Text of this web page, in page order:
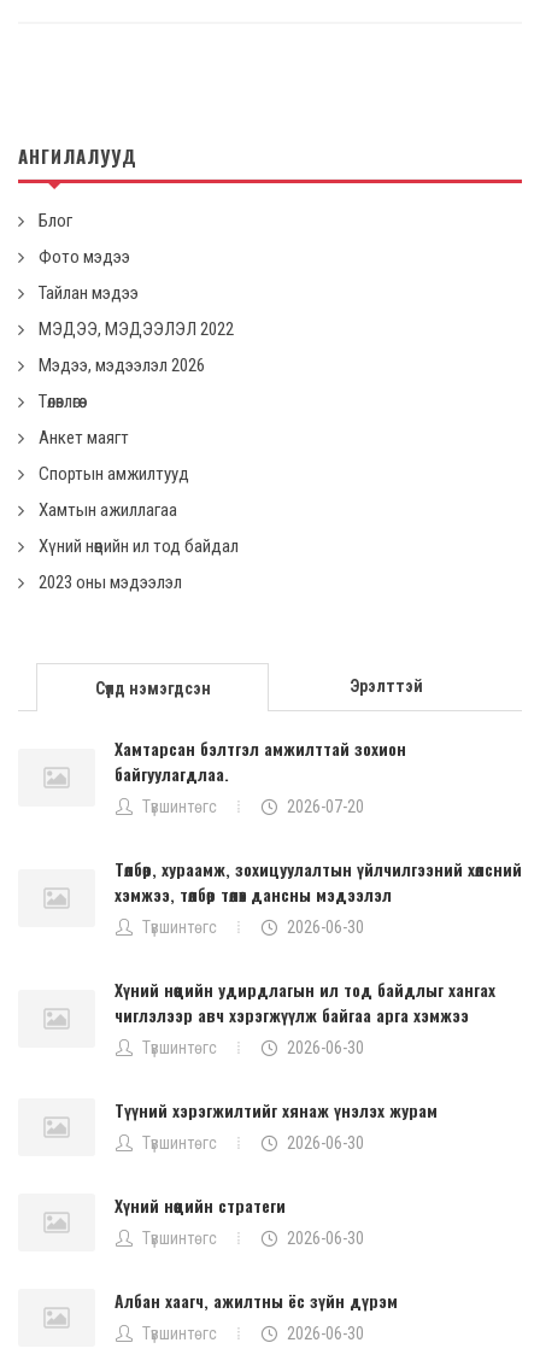
АНГИЛАЛУУД
Блог
Фото мэдээ
Тайлан мэдээ
МЭДЭЭ, МЭДЭЭЛЭЛ 2022
Мэдээ, мэдээлэл 2026
Төлөвлөгөө
Анкет маягт
Спортын амжилтууд
Хамтын ажиллагаа
Хүний нөөцийн ил тод байдал
2023 оны мэдээлэл
Сүүлд нэмэгдсэн Эрэлттэй
Хамтарсан бэлтгэл амжилттай зохион
байгуулагдлаа.
Түвшинтөгс 2026-07-20
Төлбөр, хураамж, зохицуулалтын үйлчилгээний хөлсний
хэмжээ, төлбөр төлөх дансны мэдээлэл
Түвшинтөгс 2026-06-30
Хүний нөөцийн удирдлагын ил тод байдлыг хангах
чиглэлээр авч хэрэгжүүлж байгаа арга хэмжээ
Түвшинтөгс 2026-06-30
Түүний хэрэгжилтийг хянаж үнэлэх журам
Түвшинтөгс 2026-06-30
Хүний нөөцийн стратеги
Түвшинтөгс 2026-06-30
Албан хаагч, ажилтны ёс зүйн дүрэм
Түвшинтөгс 2026-06-30